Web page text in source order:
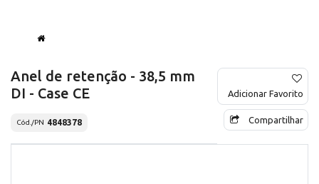
Anel de retenção - 38,5 mm
DI - Case CE
Cód./PN 4848378
Adicionar Favorito
Compartilhar